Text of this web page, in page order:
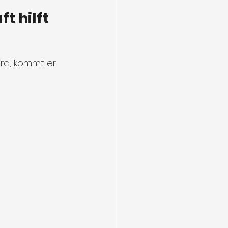
hilft
kommt er